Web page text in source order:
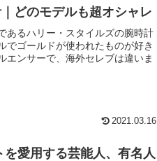
どのモデルも超オシャレ
あるハリー・スタイルズの腕時計
でゴールドが使われたものが好き
エンサーで、海外セレブは違いま
2021.03.16
愛用する芸能人、有名人